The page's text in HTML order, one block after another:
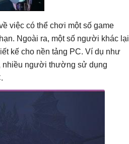
việc có thể chơi một số game
Ngoài ra, một số người khác lại
kế cho nền tảng PC. Ví dụ như
nhiều người thường sử dụng